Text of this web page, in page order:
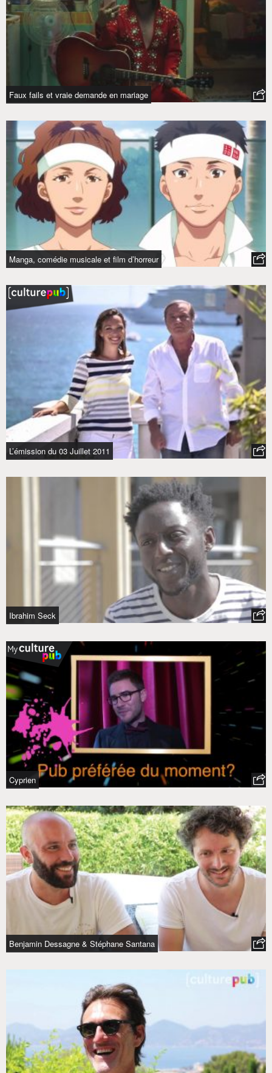
Faux fails et vraie demande en mariage
Manga, comédie musicale et film d’horreur
L’émission du 03 Juillet 2011
Ibrahim Seck
Cyprien
Benjamin Dessagne & Stéphane Santana